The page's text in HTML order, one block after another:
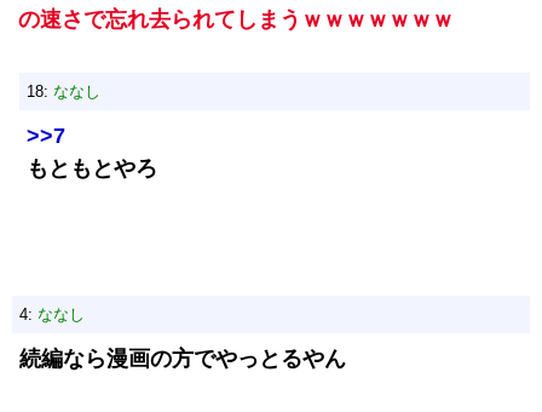
の速さで忘れ去られてしまうｗｗｗｗｗｗｗ
18: ななし
>>7
もともとやろ
4: ななし
続編なら漫画の方でやっとるやん